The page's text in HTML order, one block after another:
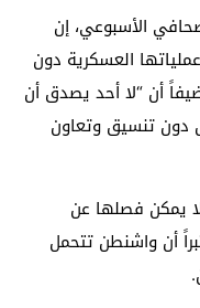
الأسبوعي، إن
العسكرية دون
أن “لا أحد يصدق أن
دون تنسيق وتعاون
يمكن فصلها عن
أن واشنطن تتحمل